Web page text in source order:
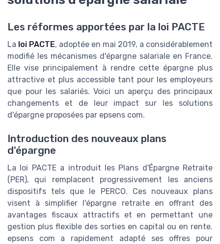
Les réformes apportées par la loi PACTE
La loi PACTE, adoptée en mai 2019, a considérablement
modifié les mécanismes d'épargne salariale en France.
Elle vise principalement à rendre cette épargne plus
attractive et plus accessible tant pour les employeurs
que pour les salariés. Voici un aperçu des principaux
changements et de leur impact sur les solutions
d'épargne proposées par epsens com.
Introduction des nouveaux plans
d'épargne
La loi PACTE a introduit les Plans d'Épargne Retraite
(PER), qui remplacent progressivement les anciens
dispositifs tels que le PERCO. Ces nouveaux plans
visent à simplifier l'épargne retraite en offrant des
avantages fiscaux attractifs et en permettant une
gestion plus flexible des sorties en capital ou en rente.
epsens com a rapidement adapté ses offres pour